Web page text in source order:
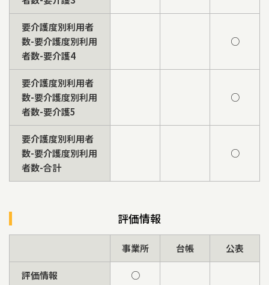
要介護度別利用者
数-要介護度別利用
者数-要介護4
○
要介護度別利用者
数-要介護度別利用
者数-要介護5
○
要介護度別利用者
数-要介護度別利用
者数-合計
○
評価情報
事業所 台帳 公表
評価情報 ○